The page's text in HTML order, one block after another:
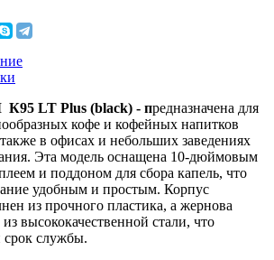
LT Plus (black) - предназначена для
кофе и кофейных напитков
в офисах и небольших заведениях
Эта модель оснащена 10-дюймовым
и поддоном для сбора капель, что
удобным и простым. Корпус
из прочного пластика, а жернова
высококачественной стали, что
срок службы.